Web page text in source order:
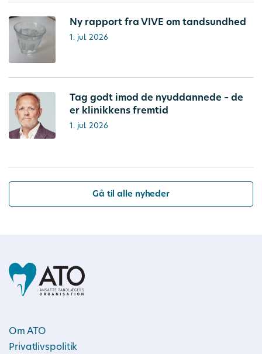
Ny rapport fra VIVE om tandsundhed
1. jul. 2026
Tag godt imod de nyuddannede – de
er klinikkens fremtid
1. jul. 2026
Gå til alle nyheder
Om ATO
Privatlivspolitik